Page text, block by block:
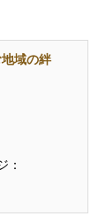
域の絆
：